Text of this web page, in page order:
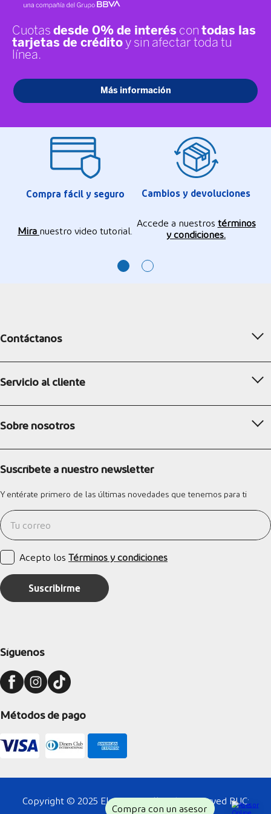
Compra fácil y seguro
Mira nuestro video tutorial.
Cambios y devoluciones
Accede a nuestros términos
y condiciones.
Contáctanos
Servicio al cliente
Sobre nosotros
Suscríbete a nuestro newsletter
Y entérate primero de las últimas novedades que tenemos para ti
Acepto los Términos y condiciones
Suscribirme
Síguenos
Métodos de pago
Copyright © 2025 Electrogo. All Right Reserved RUC:
Compra con un asesor